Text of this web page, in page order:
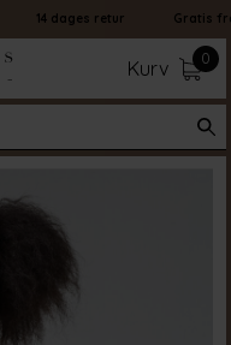
14 dages retur Gratis
Kurv 0